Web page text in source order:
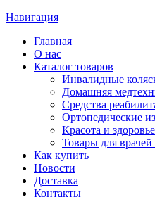
Навигация
Главная
О нас
Каталог товаров
Инвалидные
Домашняя
Средства
Ортопедические
Красота и здоровье
Товары для
Как купить
Новости
Доставка
Контакты